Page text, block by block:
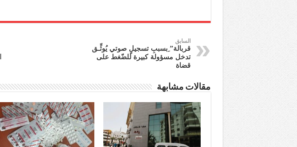
السابق
قربالة” ِبسببِ تسجيلٍ صوتي يُوثِّـق
تدخل مسؤولة كبيرة للضّغط على
قضاة
مقالات مشابهة